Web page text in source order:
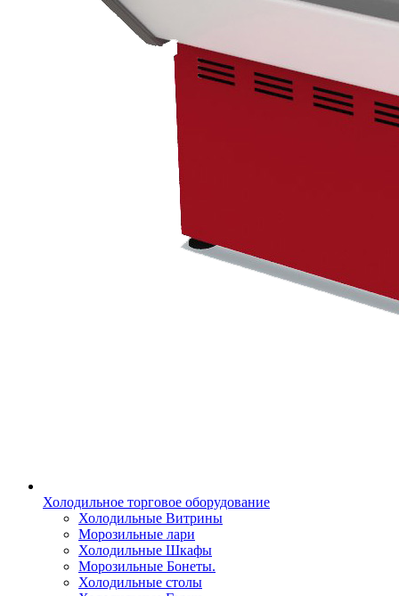
Холодильное торговое оборудование
Холодильные Витрины
Морозильные лари
Холодильные Шкафы
Морозильные Бонеты.
Холодильные столы